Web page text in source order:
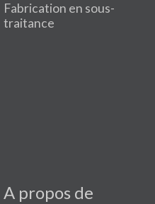
Fabrication en sous-
traitance
A propos de